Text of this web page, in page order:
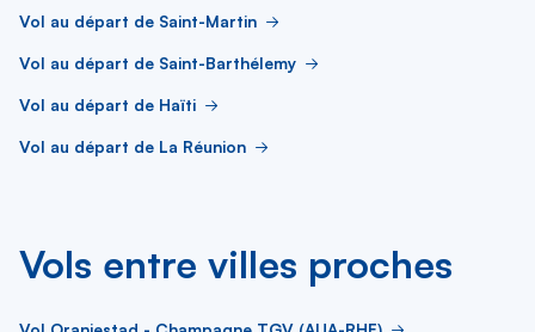
Vol au départ de Saint-Martin
Vol au départ de Saint-Barthélemy
Vol au départ de Haïti
Vol au départ de La Réunion
Vols entre villes proches